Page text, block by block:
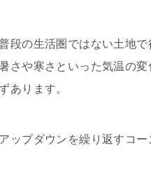
段の生活圏ではない土地
さや寒さといった気温の
あります。
ップダウンを繰り返すコ